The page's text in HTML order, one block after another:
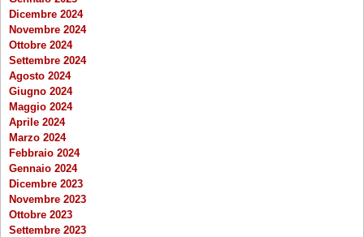
Dicembre 2024
Novembre 2024
Ottobre 2024
Settembre 2024
Agosto 2024
Giugno 2024
Maggio 2024
Aprile 2024
Marzo 2024
Febbraio 2024
Gennaio 2024
Dicembre 2023
Novembre 2023
Ottobre 2023
Settembre 2023